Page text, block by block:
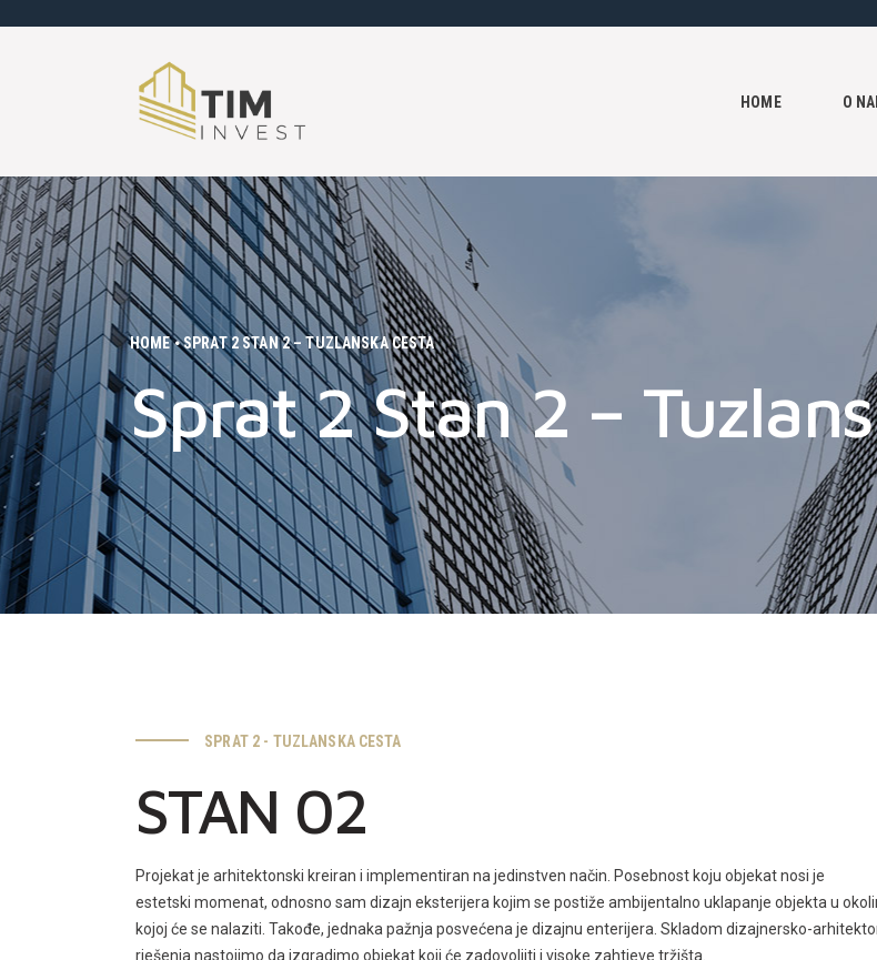
HOME O
HOME SPRAT 2 STAN 2 – TUZLANSKA CESTA
Sprat 2 Stan 2 –
HOME
KONTAKT
SPRAT 2 - TUZLANSKA CESTA
STAN 02
Projekat je arhitektonski kreiran i implementiran na jedinstven način. Posebnost koju objekat nosi je
estetski momenat, odnosno sam dizajn eksterijera kojim se postiže ambijentalno uklapanje objekta u
kojoj će se nalaziti. Takođe, jednaka pažnja posvećena je dizajnu enterijera. Skladom dizajnersko-
rješenja nastojimo da izgradimo objekat koji će zadovoljiti i visoke zahtjeve tržišta.